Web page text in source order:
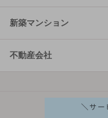
新築マンション
不動産会社